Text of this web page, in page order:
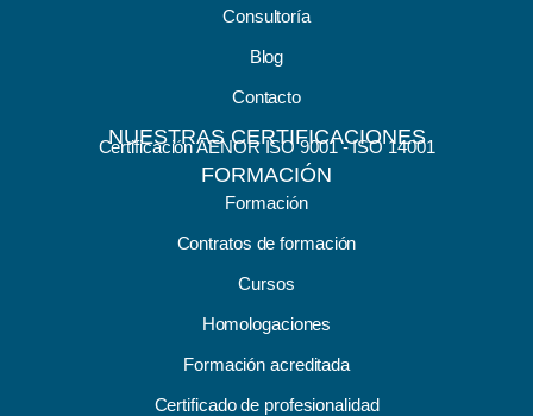
Consultoría
Blog
Contacto
NUESTRAS CERTIFICACIONES
Certificación AENOR ISO 9001 - ISO 14001
FORMACIÓN
Formación
Contratos de formación
Cursos
Homologaciones
Formación acreditada
Certificado de profesionalidad